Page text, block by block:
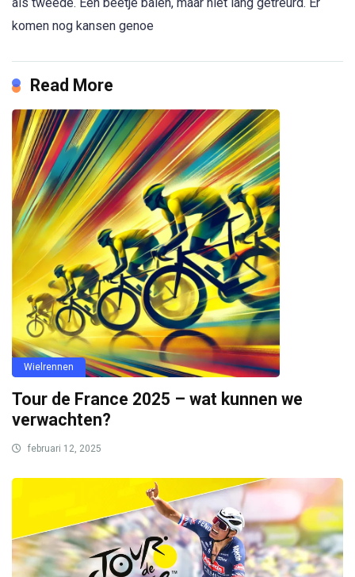
als tweede. Een beetje balen, maar niet lang getreurd. Er
komen nog kansen genoe
Read More
Wielrennen
Tour de France 2025 – wat kunnen we
verwachten?
februari 12, 2025